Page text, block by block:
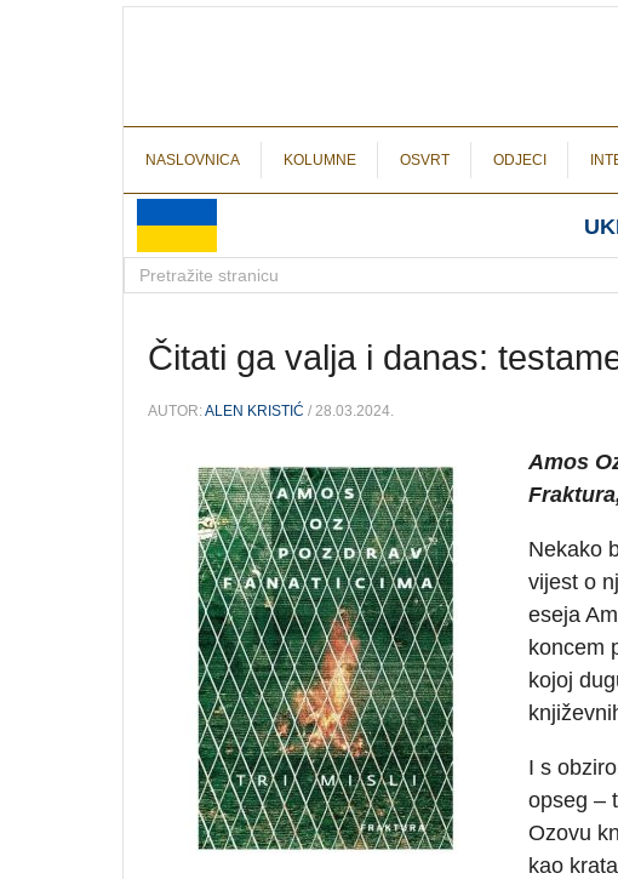
NASLOVNICA KOLUMNE OSVRT ODJECI
Čitati ga valja i danas:
AUTOR:ALEN KRISTIĆ / 28.03.2024.
Amos
Nekako
vijest o
eseja
koncem
kojoj
I s
opseg –
Ozovu
kao